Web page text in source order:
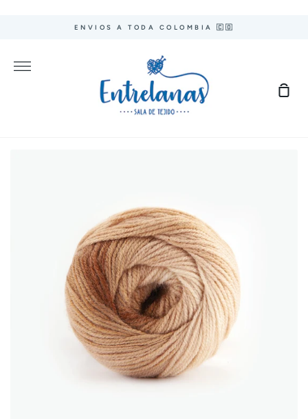
ENVIOS A TODA COLOMBIA 🇨🇴
Más